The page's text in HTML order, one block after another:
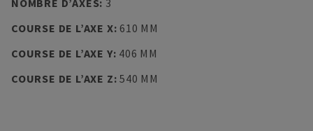
NOMBRE D’AXES: 3
COURSE DE L’AXE X: 610 MM
COURSE DE L’AXE Y: 406 MM
COURSE DE L’AXE Z:540 MM